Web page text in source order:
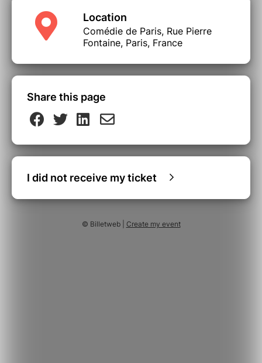
Location
Comédie de Paris, Rue Pierre
Fontaine, Paris, France
Share this page
I did not receive my ticket
© Billetweb | Create my event